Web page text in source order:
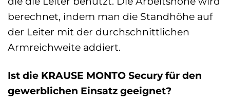
berechnet, indem man die Standhöhe auf
der Leiter mit der durchschnittlichen
Armreichweite addiert.
Ist die KRAUSE MONTO Secury für den
gewerblichen Einsatz geeignet?